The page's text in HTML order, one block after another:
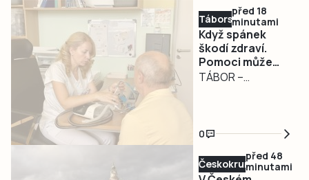
Táborsko
před 18
minutami
Když spánek
škodí zdraví.
Pomoci může
spánková
TÁBOR –
spavost nebo
zástavy dechu
během spánku
mohou být
0
Českokrumlovsko
před 48
minutami